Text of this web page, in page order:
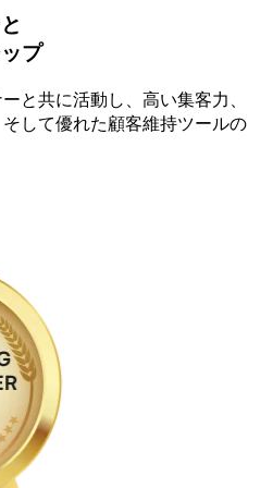
プ
と共に活動し、 高い集客力、
そして優れた顧客維持ツールの